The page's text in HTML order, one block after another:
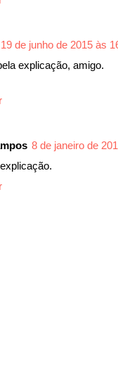
19 de junho de 2015 às
explicação, amigo.
8 de janeiro de